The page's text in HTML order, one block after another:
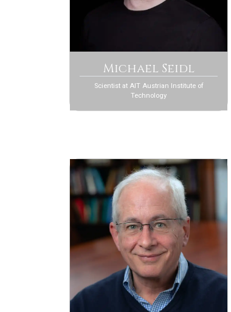
Michael Seidl
Scientist at AIT Austrian Institute of
Technology